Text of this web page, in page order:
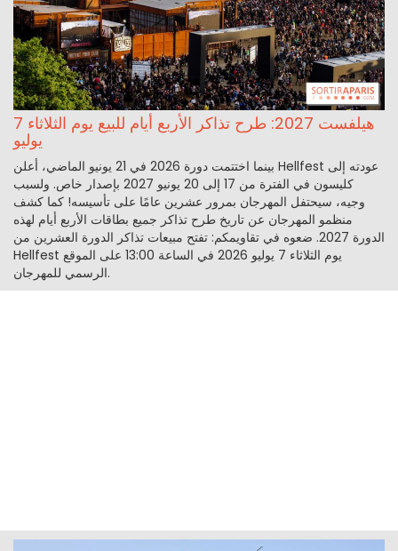
هيلفست 2027: طرح تذاكر الأربع أيام للبيع يوم الثلاثاء 7
يوليو
بينما اختتمت دورة 2026 في 21 يونيو الماضي، أعلن Hellfest عودته إلى
كليسون في الفترة من 17 إلى 20 يونيو 2027 بإصدار خاص. ولسبب
وجيه، سيحتفل المهرجان بمرور عشرين عامًا على تأسيسه! كما كشف
منظمو المهرجان عن تاريخ طرح تذاكر جميع بطاقات الأربع أيام لهذه
الدورة 2027. ضعوه في تقاويمكم: تفتح مبيعات تذاكر الدورة العشرين من
Hellfest يوم الثلاثاء 7 يوليو 2026 في الساعة 13:00 على الموقع
الرسمي للمهرجان.